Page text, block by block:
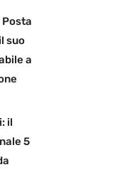
Posta
suo
a
il
5